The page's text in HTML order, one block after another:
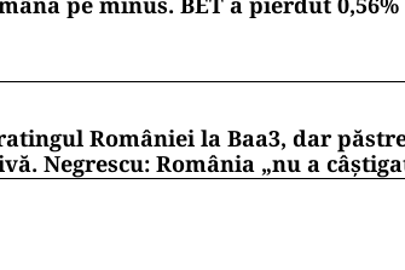
României la Baa3, dar
Negrescu: România „nu a